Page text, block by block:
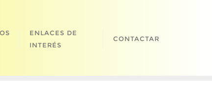
ENLACES DE
INTERÉS
CONTACTAR